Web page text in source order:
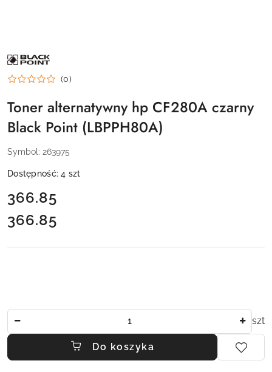
NAZWA
PRODUCENTA:
BLACK
POINT
(0)
Toner alternatywny hp CF280A czarny
Black Point (LBPPH80A)
Symbol: 263975
Dostępność:4 szt
cena:
366.85
Cena:
366.85
szt
Do koszyka